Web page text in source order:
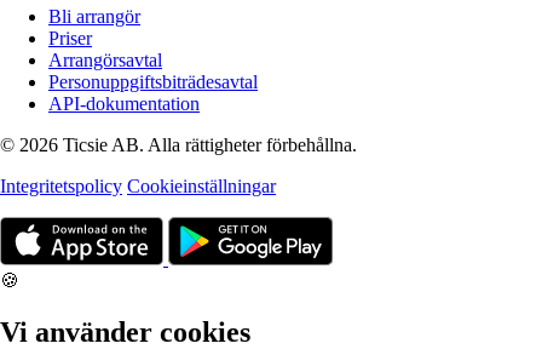
Bli arrangör
Priser
Arrangörsavtal
Personuppgiftsbiträdesavtal
API-dokumentation
© 2026 Ticsie AB. Alla rättigheter förbehållna.
Integritetspolicy Cookieinställningar
🍪
Vi använder cookies